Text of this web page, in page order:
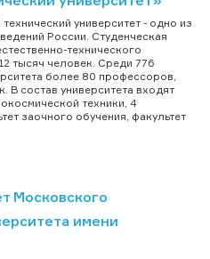
университет - одно из
России. Студенческая
технического
тысяч человек. Среди 776
более 80 профессоров,
В состав университета входят
техники, 4
заочного обучения, факультет
Московского
имени